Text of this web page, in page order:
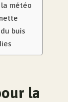
météo
buis
la